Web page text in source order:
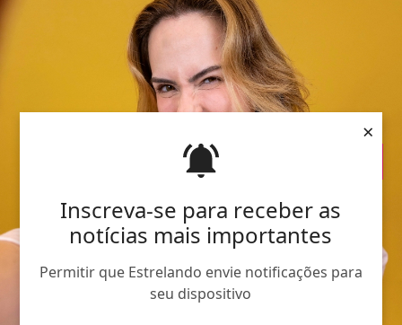
Inscreva-se para receber as
notícias mais importantes
Permitir que Estrelando envie notificações para
seu dispositivo
×